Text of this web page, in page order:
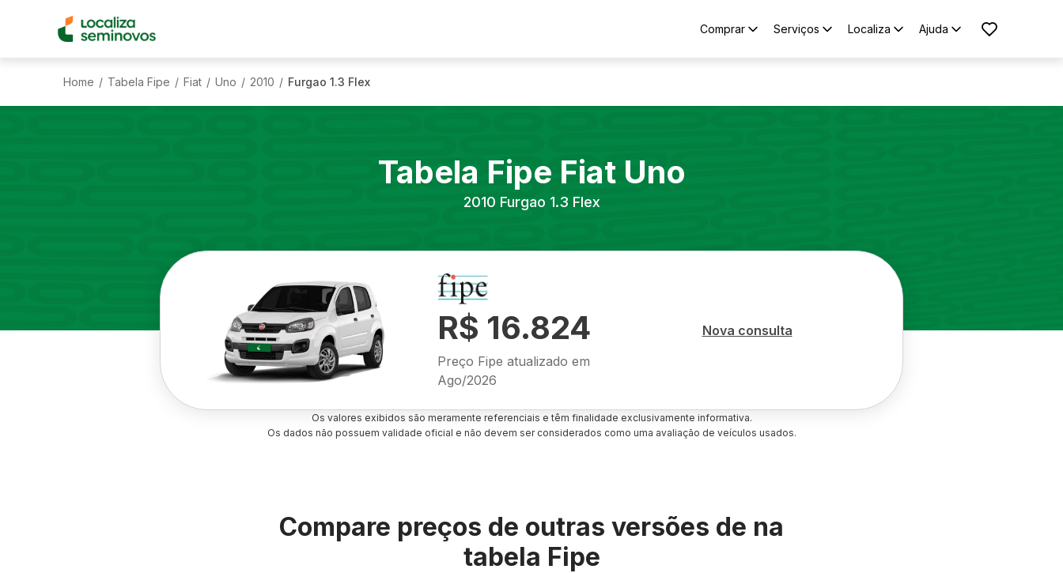
Comprar Serviços Localiza Ajuda
Home / Tabela Fipe / Fiat / Uno / 2010 / Furgao 1.3 Flex
Tabela Fipe Fiat Uno
2010 Furgao 1.3 Flex
R$ 16.824
Preço Fipe atualizado em
Ago/2026
Nova consulta
Os valores exibidos são meramente referenciais e têm finalidade exclusivamente informativa.
Os dados não possuem validade oficial e não devem ser considerados como uma avaliação de veículos usados.
Compare preços de outras versões de na
tabela Fipe